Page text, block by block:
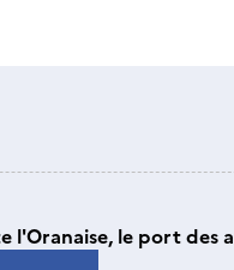
l'Oranaise, le port des